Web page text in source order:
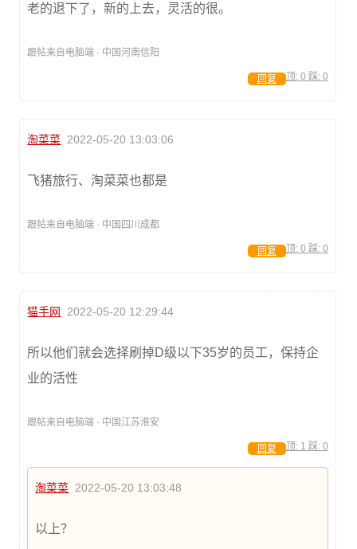
老的退下了，新的上去，灵活的很。
跟帖来自电脑端 · 中国河南信阳
顶: 0 踩: 0
回复
淘菜菜 2022-05-20 13:03:06
飞猪旅行、淘菜菜也都是
跟帖来自电脑端 · 中国四川成都
顶: 0 踩: 0
回复
猫手网 2022-05-20 12:29:44
所以他们就会选择刷掉D级以下35岁的员工，保持企
业的活性
跟帖来自电脑端 · 中国江苏淮安
顶: 1 踩: 0
回复
淘菜菜 2022-05-20 13:03:48
以上？